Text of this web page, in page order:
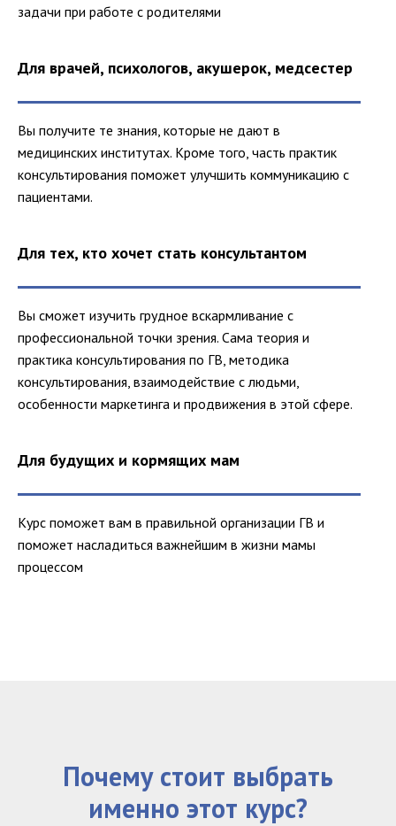
задачи при работе с родителями
Для врачей, психологов, акушерок, медсестер
Вы получите те знания, которые не дают в
медицинских институтах. Кроме того, часть практик
консультирования поможет улучшить коммуникацию с
пациентами.
Для тех, кто хочет стать консультантом
Вы сможет изучить грудное вскармливание с
профессиональной точки зрения. Сама теория и
практика консультирования по ГВ, методика
консультирования, взаимодействие с людьми,
особенности маркетинга и продвижения в этой сфере.
Для будущих и кормящих мам
Курс поможет вам в правильной организации ГВ и
поможет насладиться важнейшим в жизни мамы
процессом
Почему стоит выбрать
именно этот курс?